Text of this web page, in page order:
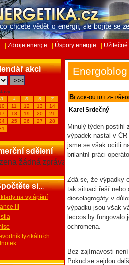
Zdroje energie Úspory energie Užitečné
akcí
3 4 5 6
7
10 11 12 13
14
17 18 19 20
21
25 26 27
28
sdělení
žádná zpráva
si...
na vytápění
III
fyzikálních
Energoblog
Black-outu lze
Karel Srdečný
Minulý týden postihl
výpadek nastal v
jsme se však ocitli
brilantní práci
Zdá se, že výpadky
tak situaci řeší nebo
dieselagregáty v
výpadku jsou však
leccos by fungovalo
ochromena.
Bez zajímavosti
Pokud se sejdou